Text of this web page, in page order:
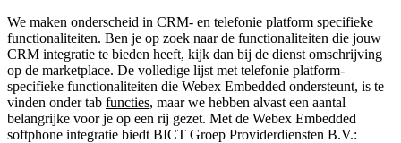
We maken onderscheid in CRM- en telefonie platform specifieke
functionaliteiten. Ben je op zoek naar de functionaliteiten die jouw
CRM integratie te bieden heeft, kijk dan bij de dienst omschrijving
op de marketplace. De volledige lijst met telefonie platform-
specifieke functionaliteiten die Webex Embedded ondersteunt, is te
vinden onder tab functies, maar we hebben alvast een aantal
belangrijke voor je op een rij gezet. Met de Webex Embedded
softphone integratie biedt BICT Groep Providerdiensten B.V.: